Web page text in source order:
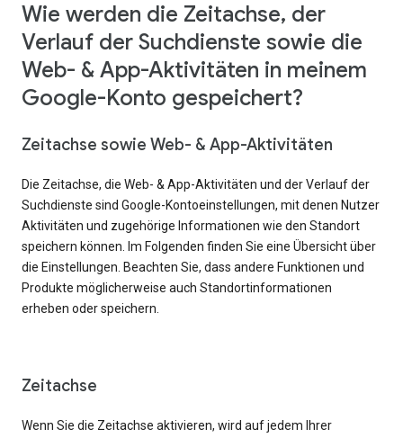
Wie werden die Zeitachse, der
Verlauf der Suchdienste sowie die
Web- & App-Aktivitäten in meinem
Google-Konto gespeichert?
Zeitachse sowie Web- & App-Aktivitäten
Die Zeitachse, die Web- & App-Aktivitäten und der Verlauf der
Suchdienste sind Google-Kontoeinstellungen, mit denen Nutzer
Aktivitäten und zugehörige Informationen wie den Standort
speichern können. Im Folgenden finden Sie eine Übersicht über
die Einstellungen. Beachten Sie, dass andere Funktionen und
Produkte möglicherweise auch Standortinformationen
erheben oder speichern.
Zeitachse
Wenn Sie die Zeitachse aktivieren, wird auf jedem Ihrer